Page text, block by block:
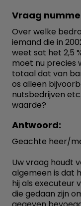
Vraag
Over welke
iemand die in
weet sat het 2,5
moet nu precies
totaal dat van
os alleen
nutsbedrijven
waarde?
Antwoord:
Geachte heer/
Uw vraag houdt
algemeen is dat
hij als executeur
die gedaan zijn